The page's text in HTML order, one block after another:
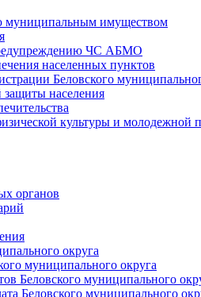
муниципальным имуществом
ЧС АБМО
населенных пунктов
Беловского
защиты населения
культуры и молодежной
органов
округа
муниципального округа
Беловского муниципального
Беловского муниципального